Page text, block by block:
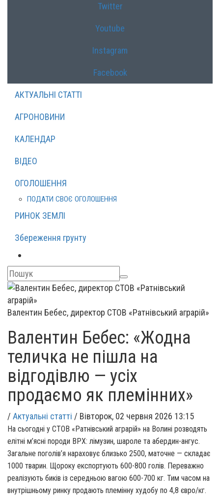
Twitter
Youtube
Instagram
Facebook
АКТУАЛЬНІ СТАТТІ
АГРОНОВИНИ
КАЛЕНДАР
ВІДЕО
ОГОЛОШЕННЯ
ПОДАТИ СВОЄ ОГОЛОШЕННЯ
РИНОК ЗЕМЛІ
Збереження грунту
Валентин Бебес, директор СТОВ «Ратнівський аграрій»
Валентин Бебес: «Жодна
теличка не пішла на
відгодівлю — усіх
продаємо як племінних»
/ Актуальні статті / Вівторок, 02 червня 2026 13:15
На сьогодні у СТОВ «Ратнівський аграрій» на Волині розводять
елітні м’ясні породи ВРХ: лімузин, шароле та абердин-ангус.
Загальне поголів’я нараховує близько 2500, маточне — складає
1000 тварин. Щороку експортують 600-800 голів. Переважно
реалізують биків із середньою вагою 600-700 кг. Тим часом на
внутрішньому ринку продають племінну худобу по 4,8 євро/кг.